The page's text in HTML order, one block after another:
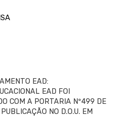
EAD:
EAD FOI
COM A PORTARIA Nº499 DE
NO D.O.U. EM